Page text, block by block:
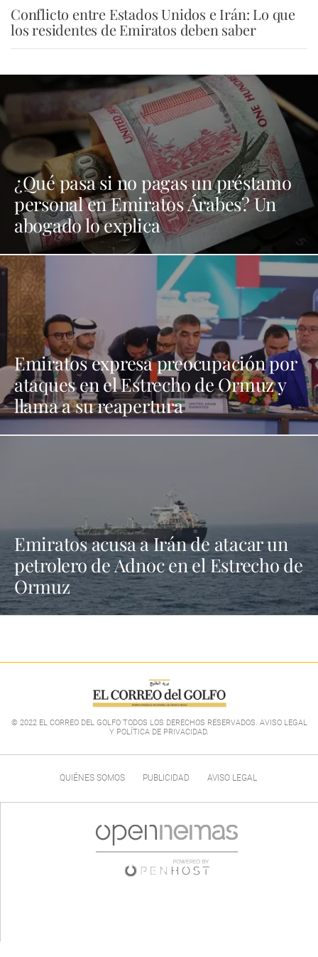
Conflicto entre Estados Unidos e Irán: Lo que
los residentes de Emiratos deben saber
¿Qué pasa si no pagas un préstamo
personal en Emiratos Árabes? Un
abogado lo explica
Emiratos expresa preocupación por
ataques en el Estrecho de Ormuz y
llama a su reapertura
Emiratos acusa a Irán de atacar un
petrolero de Adnoc en el Estrecho de
Ormuz
© 2022 EL CORREO DEL GOLFO TODOS LOS DERECHOS RESERVADOS. AVISO LEGAL
Y POLÍTICA DE PRIVACIDAD.
QUIÉNES SOMOS PUBLICIDAD AVISO LEGAL